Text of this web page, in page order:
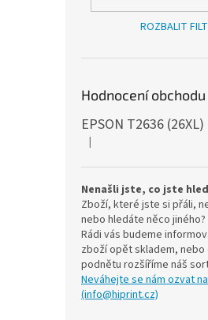
ROZBALIT
Hodnocení obchodu
Hodnocení produktu je 5 z
|
Nenašli jste, co jste
Zboží, které jste si přáli,
nebo hledáte něco jiného?
Rádi vás budeme
zboží opět skladem, nebo
podnětu rozšíříme náš
Neváhejte se nám ozvat
(info@hiprint.cz)